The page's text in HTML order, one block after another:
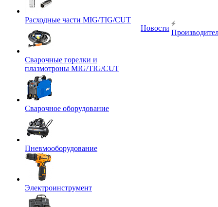
Расходные части MIG/TIG/CUT
Сварочные горелки и
плазмотроны MIG/TIG/CUT
Сварочное оборудование
Пневмооборудование
Электроинструмент
Новости